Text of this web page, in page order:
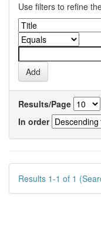
Use filters to refine
Results/Page
In order
Results 1-1 of 1